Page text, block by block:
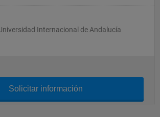
Internacional de Andalucía
Solicitar información